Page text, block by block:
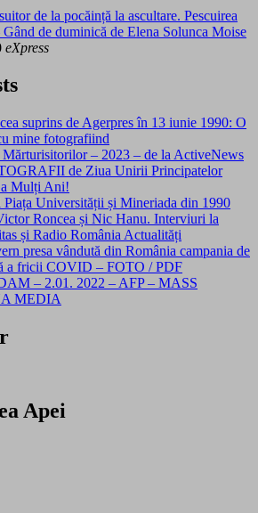
de la pocăință la ascultare. Pescuirea
Gând de duminică de Elena Solunca Moise
eXpress
suprins de Agerpres în 13 iunie 1990: O
mine fotografiind
Mărturisitorilor – 2023 – de la ActiveNews
de Ziua Unirii Principatelor
Mulți Ani!
Piața Universității și Mineriada din 1990
Roncea și Nic Hanu. Interviuri la
și Radio România Actualități
presa vândută din România campania de
a fricii COVID – FOTO / PDF
– 2.01. 2022 – AFP – MASS
MEDIA
Apei